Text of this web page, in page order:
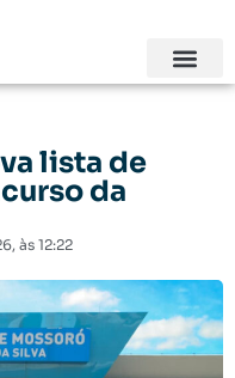
lista de
da
, às 12:22